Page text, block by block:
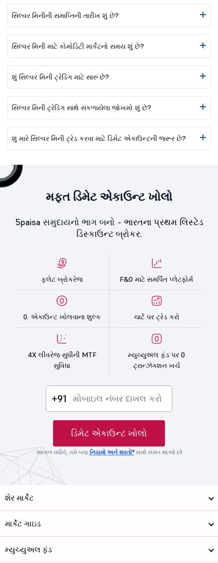
સિલ્વર મિનીની સમાપ્તિની તારીખ શું છે?
સિલ્વર મિની માટે કોમોડિટી માર્કેટનો સમય શું છે?
શું સિલ્વર મિની ટ્રેડિંગ માટે સારું છે?
સિલ્વર મિની ટ્રેડિંગ સાથે સંકળાયેલા જોખમો શું છે?
શું મારે સિલ્વર મિની ટ્રેડ કરવા માટે ડિમેટ એકાઉન્ટની જરૂર છે?
મફત ડિમેટ એકાઉન્ટ ખોલો
5paisa સમુદાયનો ભાગ બનો - ભારતના પ્રથમ લિસ્ટેડ
ડિસ્કાઉન્ટ બ્રોકર.
ફ્લેટ બ્રોકરેજ F&O માટે સમર્પિત પ્લેટફોર્મ
0. એકાઉન્ટ ખોલવાના શુલ્ક ચાર્ટ પર ટ્રેડ કરો
4X લીવરેજ સુધીની MTF
સુવિધા
મ્યુચ્યુઅલ ફંડ પર 0
ટ્રાન્ઝૅક્શન ખર્ચ
+91
ડિમેટ એકાઉન્ટ ખોલો
આગળ વધીને, તમે બધા નિયમો અને શરતો*સાથે સંમત થાઓ છો
શેર માર્કેટ
માર્કેટ ગાઇડ
મ્યુચ્યુઅલ ફંડ